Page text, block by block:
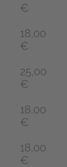
€
18,00
€
25,00
€
18,00
€
18,00
€